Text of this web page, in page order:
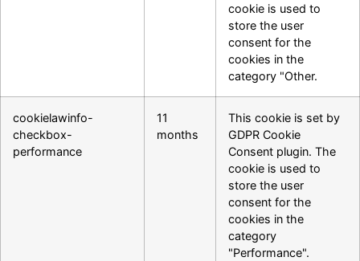
cookie is used to
store the user
consent for the
cookies in the
category "Other.
cookielawinfo-
checkbox-
performance
11
months
This cookie is set by
GDPR Cookie
Consent plugin. The
cookie is used to
store the user
consent for the
cookies in the
category
"Performance".